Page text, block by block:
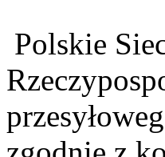
Polskie